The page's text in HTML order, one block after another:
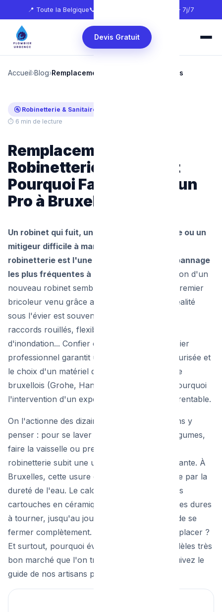
📍 Toute la Belgique📞 🕐 24h/24 — 7j/7
Devis Gratuit
Accueil›Blog›Remplacement Robinetterie Bruxelles
🚰 Robinetterie & Sanitaire
⏱ 6 min de lecture
Remplacement de
Robinetterie : Quand et
Pourquoi Faire Appel à un
Pro à Bruxelles
Un robinet qui fuit, une douchette entartrée ou un
mitigeur difficile à manipuler ? Remplacer la
robinetterie est l'une des demandes de dépannage
les plus fréquentes à Bruxelles.
Si l'installation d'un
nouveau robinet semble être à la portée du premier
bricoleur venu grâce aux tutoriels vidéo, la réalité
sous l'évier est souvent bien différente. Vieux
raccords rouillés, flexibles inadaptés, risques
d'inondation... Confier cette tâche à un plombier
professionnel garantit une pose étanche, sécurisée et
le choix d'un matériel durable face au calcaire
bruxellois (Grohe, Hansgrohe). Découvrez pourquoi
l'intervention d'un expert est le choix le plus rentable.
On l'actionne des dizaines de fois par jour sans y
penser : pour se laver les mains, rincer les légumes,
faire la vaisselle ou prendre une douche. La
robinetterie subit une usure mécanique constante. À
Bruxelles, cette usure est fortement accélérée par la
dureté de l'eau. Le calcaire se dépose dans les
cartouches en céramique, rendant les manettes dures
à tourner, jusqu'au jour où le robinet refuse de se
fermer complètement. Faut-il réparer ou remplacer ?
Et surtout, pourquoi éviter à tout prix les modèles très
bon marché que l'on trouve sur internet ? Suivez le
guide de nos artisans plombiers.